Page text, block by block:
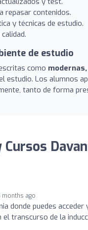
repasar contenidos.
y técnicas de estudio.
de estudio
como
estudio. Los alumnos
tanto de forma
Cursos
months ago
donde puedes
transcurso de la